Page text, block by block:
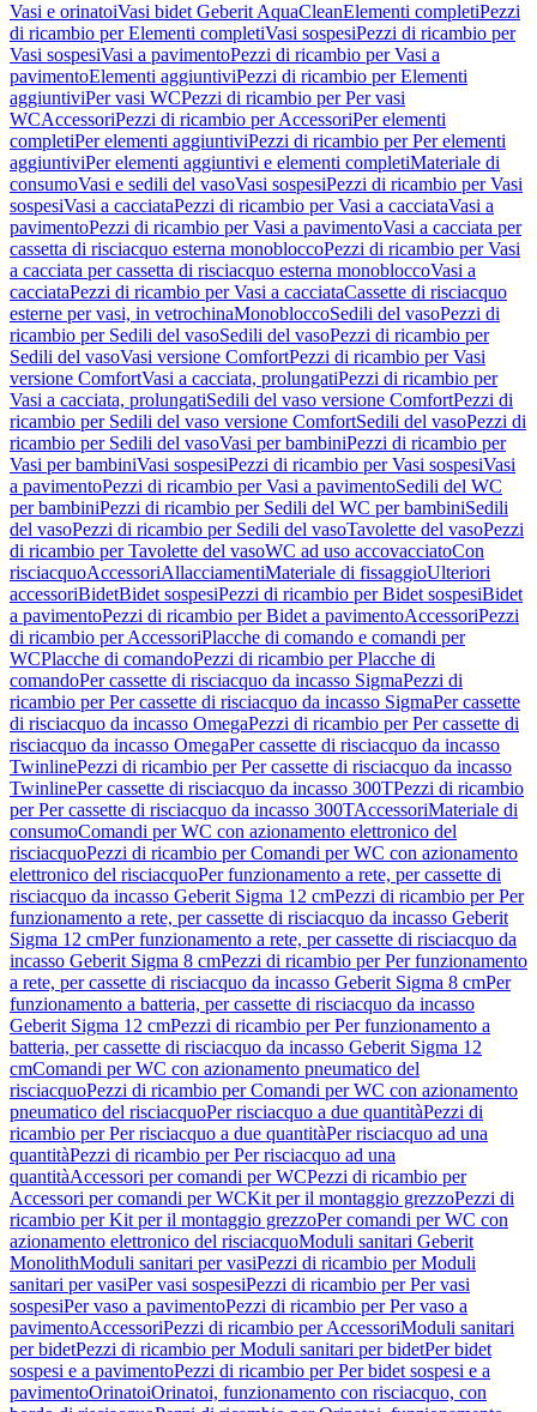
Vasi e orinatoiVasi bidet Geberit AquaCleanElementi completiPezzi
di ricambio per Elementi completiVasi sospesiPezzi di ricambio per
Vasi sospesiVasi a pavimentoPezzi di ricambio per Vasi a
pavimentoElementi aggiuntiviPezzi di ricambio per Elementi
aggiuntiviPer vasi WCPezzi di ricambio per Per vasi
WCAccessoriPezzi di ricambio per AccessoriPer elementi
completiPer elementi aggiuntiviPezzi di ricambio per Per elementi
aggiuntiviPer elementi aggiuntivi e elementi completiMateriale di
consumoVasi e sedili del vasoVasi sospesiPezzi di ricambio per Vasi
sospesiVasi a cacciataPezzi di ricambio per Vasi a cacciataVasi a
pavimentoPezzi di ricambio per Vasi a pavimentoVasi a cacciata per
cassetta di risciacquo esterna monobloccoPezzi di ricambio per Vasi
a cacciata per cassetta di risciacquo esterna monobloccoVasi a
cacciataPezzi di ricambio per Vasi a cacciataCassette di risciacquo
esterne per vasi, in vetrochinaMonobloccoSedili del vasoPezzi di
ricambio per Sedili del vasoSedili del vasoPezzi di ricambio per
Sedili del vasoVasi versione ComfortPezzi di ricambio per Vasi
versione ComfortVasi a cacciata, prolungatiPezzi di ricambio per
Vasi a cacciata, prolungatiSedili del vaso versione ComfortPezzi di
ricambio per Sedili del vaso versione ComfortSedili del vasoPezzi di
ricambio per Sedili del vasoVasi per bambiniPezzi di ricambio per
Vasi per bambiniVasi sospesiPezzi di ricambio per Vasi sospesiVasi
a pavimentoPezzi di ricambio per Vasi a pavimentoSedili del WC
per bambiniPezzi di ricambio per Sedili del WC per bambiniSedili
del vasoPezzi di ricambio per Sedili del vasoTavolette del vasoPezzi
di ricambio per Tavolette del vasoWC ad uso accovacciatoCon
risciacquoAccessoriAllacciamentiMateriale di fissaggioUlteriori
accessoriBidetBidet sospesiPezzi di ricambio per Bidet sospesiBidet
a pavimentoPezzi di ricambio per Bidet a pavimentoAccessoriPezzi
di ricambio per AccessoriPlacche di comando e comandi per
WCPlacche di comandoPezzi di ricambio per Placche di
comandoPer cassette di risciacquo da incasso SigmaPezzi di
ricambio per Per cassette di risciacquo da incasso SigmaPer cassette
di risciacquo da incasso OmegaPezzi di ricambio per Per cassette di
risciacquo da incasso OmegaPer cassette di risciacquo da incasso
TwinlinePezzi di ricambio per Per cassette di risciacquo da incasso
TwinlinePer cassette di risciacquo da incasso 300TPezzi di ricambio
per Per cassette di risciacquo da incasso 300TAccessoriMateriale di
consumoComandi per WC con azionamento elettronico del
risciacquoPezzi di ricambio per Comandi per WC con azionamento
elettronico del risciacquoPer funzionamento a rete, per cassette di
risciacquo da incasso Geberit Sigma 12 cmPezzi di ricambio per Per
funzionamento a rete, per cassette di risciacquo da incasso Geberit
Sigma 12 cmPer funzionamento a rete, per cassette di risciacquo da
incasso Geberit Sigma 8 cmPezzi di ricambio per Per funzionamento
a rete, per cassette di risciacquo da incasso Geberit Sigma 8 cmPer
funzionamento a batteria, per cassette di risciacquo da incasso
Geberit Sigma 12 cmPezzi di ricambio per Per funzionamento a
batteria, per cassette di risciacquo da incasso Geberit Sigma 12
cmComandi per WC con azionamento pneumatico del
risciacquoPezzi di ricambio per Comandi per WC con azionamento
pneumatico del risciacquoPer risciacquo a due quantitàPezzi di
ricambio per Per risciacquo a due quantitàPer risciacquo ad una
quantitàPezzi di ricambio per Per risciacquo ad una
quantitàAccessori per comandi per WCPezzi di ricambio per
Accessori per comandi per WCKit per il montaggio grezzoPezzi di
ricambio per Kit per il montaggio grezzoPer comandi per WC con
azionamento elettronico del risciacquoModuli sanitari Geberit
MonolithModuli sanitari per vasiPezzi di ricambio per Moduli
sanitari per vasiPer vasi sospesiPezzi di ricambio per Per vasi
sospesiPer vaso a pavimentoPezzi di ricambio per Per vaso a
pavimentoAccessoriPezzi di ricambio per AccessoriModuli sanitari
per bidetPezzi di ricambio per Moduli sanitari per bidetPer bidet
sospesi e a pavimentoPezzi di ricambio per Per bidet sospesi e a
pavimentoOrinatoiOrinatoi, funzionamento con risciacquo, con